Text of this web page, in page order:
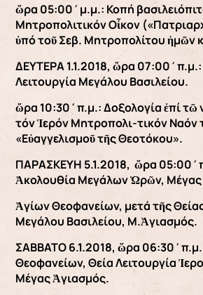
ὥρα 05:00΄μ.μ.: Κοπή
Μητροπολιτικόν Οἶκον
ὑπό τοῦ Σεβ. Μητροπολίτου ἡμῶν
ΔΕΥΤΕΡΑ 1.1.2018, ὥρα
Λειτουργία Μεγάλου Βασιλείου.
ὥρα 10:30΄π.μ.: Δοξολογία ἐπί τῶ
τόν Ἱερόν Μητροπολι-τικόν Ναόν
«Εὐαγγελισμοῦ τῆς Θεοτόκου».
ΠΑΡΑΣΚΕΥΗ 5.1.2018, ὥρα
Ἀκολουθία Μεγάλων Ὡρῶν, Μέγας
Ἁγίων Θεοφανείων, μετά τῆς
Μεγάλου Βασιλείου, Μ.Ἁγιασμός.
ΣΑΒΒΑΤΟ 6.1.2018, ὥρα
Θεοφανείων, Θεία Λειτουργία
Μέγας Ἁγιασμός.